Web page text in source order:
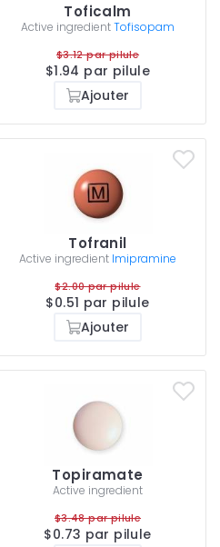
Toficalm
Active ingredientTofisopam
$3.12 par pilule
$1.94 par pilule
Ajouter
Tofranil
Active ingredient Imipramine
$2.00 par pilule
$0.51 par pilule
Ajouter
Topiramate
Active ingredient
$3.48 par pilule
$0.73 par pilule